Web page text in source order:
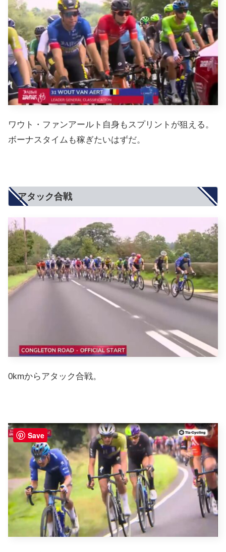
ワウト・ファンアールト自身もスプリントが狙える。
ボーナスタイムも稼ぎたいはずだ。
アタック合戦
0kmからアタック合戦。
Save